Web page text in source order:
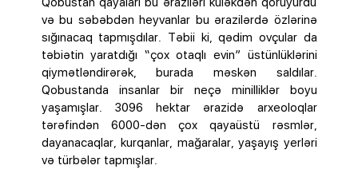
və bu səbəbdən heyvanlar bu ərazilərdə özlərinə
sığınacaq tapmışdılar. Təbii ki, qədim ovçular da
təbiətin yaratdığı “çox otaqlı evin” üstünlüklərini
qiymətləndirərək, burada məskən saldılar.
Qobustanda insanlar bir neçə minilliklər boyu
yaşamışlar. 3096 hektar ərazidə arxeoloqlar
tərəfindən 6000-dən çox qayaüstü rəsmlər,
dayanacaqlar, kurqanlar, mağaralar, yaşayış yerləri
və türbələr tapmışlar.